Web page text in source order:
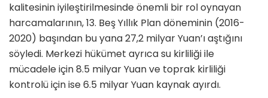
kalitesinin iyileştirilmesinde önemli bir rol oynayan
harcamalarının, 13. Beş Yıllık Plan döneminin (2016-
2020) başından bu yana 27,2 milyar Yuan’ı aştığını
söyledi. Merkezi hükümet ayrıca su kirliliği ile
mücadele için 8.5 milyar Yuan ve toprak kirliliği
kontrolü için ise 6.5 milyar Yuan kaynak ayırdı.